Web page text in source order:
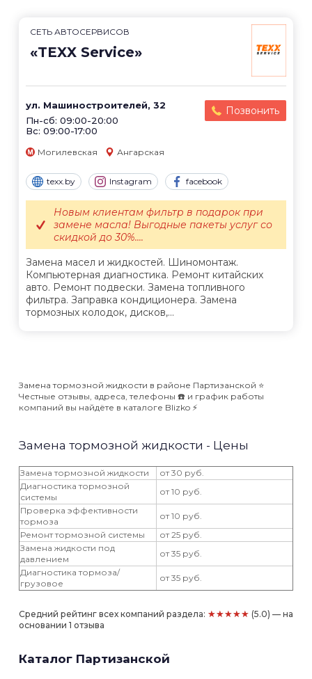
СЕТЬ АВТОСЕРВИСОВ
«TEXX Service»
ул. Машиностроителей, 32
Пн-сб: 09:00-20:00
Вс: 09:00-17:00
Позвонить
Могилевская Ангарская
texx.by Instagram facebook
Замена масел и жидкостей. Шиномонтаж.
Компьютерная диагностика. Ремонт китайских
авто. Ремонт подвески. Замена топливного
фильтра. Заправка кондиционера. Замена
тормозных колодок, дисков,...
Новым клиентам фильтр в подарок при
замене масла! Выгодные пакеты услуг со
скидкой до 30%....
Замена тормозной жидкости в районе Партизанской ⭐️
Честные отзывы, адреса, телефоны ☎️ и график работы
компаний вы найдёте в каталоге Blizko ⚡️
Замена тормозной жидкости - Цены
Замена тормозной жидкости
от 30 руб.
Диагностика тормозной
системы
от 10 руб.
Проверка эффективности
тормоза
от 10 руб.
Ремонт тормозной системы
от 25 руб.
Замена жидкости под
давлением
от 35 руб.
Диагностика тормоза/
грузовое
от 35 руб.
Средний рейтинг всех компаний раздела: ★★★★★ (5.0) — на
основании 1 отзыва
Каталог Партизанской